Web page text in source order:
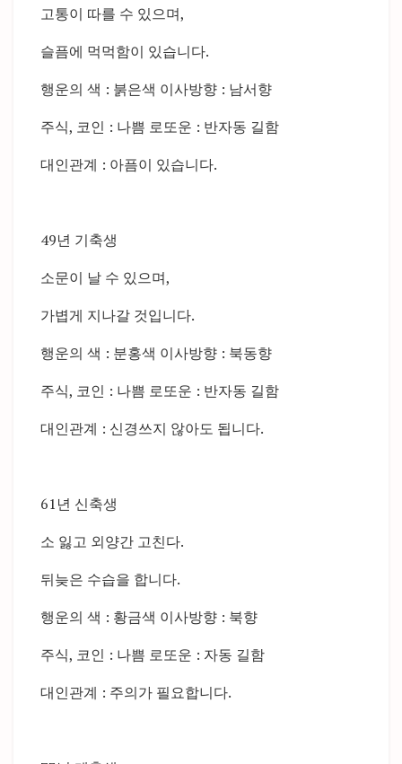
고통이 따를 수 있으며,
슬픔에 먹먹함이 있습니다.
행운의 색 : 붉은색 이사방향 : 남서향
주식, 코인 : 나쁨 로또운 : 반자동 길함
대인관계 : 아픔이 있습니다.
49년 기축생
소문이 날 수 있으며,
가볍게 지나갈 것입니다.
행운의 색 : 분홍색 이사방향 : 북동향
주식, 코인 : 나쁨 로또운 : 반자동 길함
대인관계 : 신경쓰지 않아도 됩니다.
61년 신축생
소 잃고 외양간 고친다.
뒤늦은 수습을 합니다.
행운의 색 : 황금색 이사방향 : 북향
주식, 코인 : 나쁨 로또운 : 자동 길함
대인관계 : 주의가 필요합니다.